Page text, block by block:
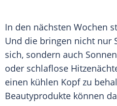
In den nächsten Wochen
Und die bringen nicht nur
sich, sondern auch
oder schlaflose
einen kühlen Kopf zu
Beautyprodukte können